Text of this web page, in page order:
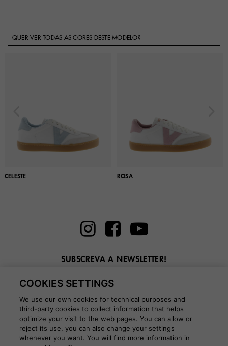
QUER VER TODAS AS CORES DESTE MODELO?
CELESTE ROSA
SUBSCREVA A NEWSLETTER!
BLOG
COOKIES SETTINGS
We use our own cookies for technical purposes and
third-party cookies to collect information that helps
optimize your visit to the web pages. You can allow or
reject its use, you can also change your settings
whenever you want. You will find more information in